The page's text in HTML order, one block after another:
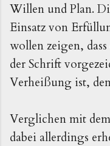
Willen und Plan.
Einsatz von
wollen zeigen,
der Schrift
Verheißung ist,
Verglichen mit
dabei allerdings